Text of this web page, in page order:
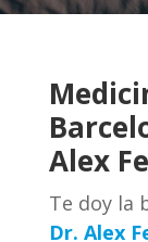
Alex
Te doy la
Dr. Alex